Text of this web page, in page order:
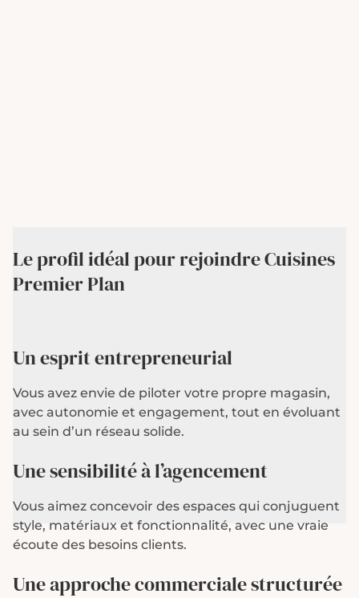
Le profil idéal pour rejoindre Cuisines
Premier Plan
Un esprit entrepreneurial
Vous avez envie de piloter votre propre magasin,
avec autonomie et engagement, tout en évoluant
au sein d’un réseau solide.
Une sensibilité à l’agencement
Vous aimez concevoir des espaces qui conjuguent
style, matériaux et fonctionnalité, avec une vraie
écoute des besoins clients.
Une approche commerciale structurée